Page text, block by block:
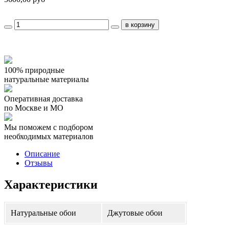
100% природные
натуральные материалы
Оперативная доставка
по Москве и МО
Мы поможем с подбором
необходимых материалов
Описание
Отзывы
Характеристики
Натуральные обои Джутовые обои